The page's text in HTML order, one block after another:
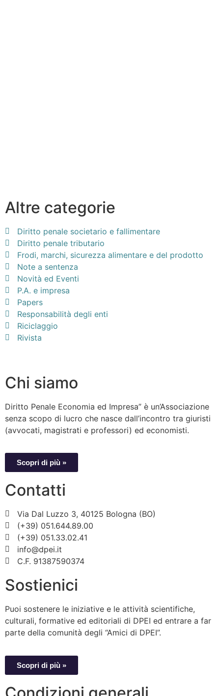
Altre categorie
Diritto penale societario e fallimentare
Diritto penale tributario
Frodi, marchi, sicurezza alimentare e del prodotto
Note a sentenza
Novità ed Eventi
P.A. e impresa
Papers
Responsabilità degli enti
Riciclaggio
Rivista
Chi siamo
Diritto Penale Economia ed Impresa” è un’Associazione
senza scopo di lucro che nasce dall’incontro tra giuristi
(avvocati, magistrati e professori) ed economisti.
Scopri di più »
Contatti
Via Dal Luzzo 3, 40125 Bologna (BO)
(+39) 051.644.89.00
(+39) 051.33.02.41
info@dpei.it
C.F. 91387590374
Sostienici
Puoi sostenere le iniziative e le attività scientifiche,
culturali, formative ed editoriali di DPEI ed entrare a far
parte della comunità degli “Amici di DPEI”.
Scopri di più »